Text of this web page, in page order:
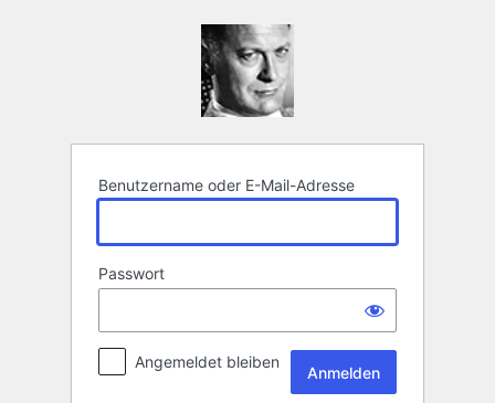
Benutzername oder E-Mail-Adresse
Passwort
Angemeldet bleiben